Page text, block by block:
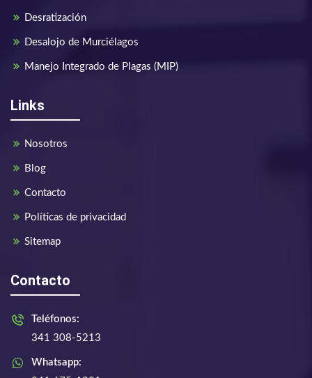
Desratización
Desalojo de Murciélagos
Manejo Integrado de Plagas (MIP)
Links
Nosotros
Blog
Contacto
Políticas de privacidad
Sitemap
Contacto
Teléfonos:
341 308-5213
Whatsapp: